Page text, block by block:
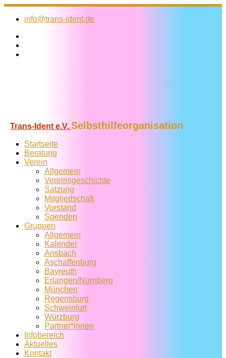
Zum
Inhalt
info@trans-ident.de
Trans-Ident e.V. Selbsthilfeorganisation
Startseite
Beratung
Verein
Allgemein
Vereins­geschichte
Satzung
Mitglied­schaft
Vorstand
Spenden
Gruppen
Allgemein
Kalender
Ansbach
Aschaffenburg
Bayreuth
Erlangen/Nürnberg
München
Regensburg
Schweinfurt
Würzburg
Partner*innen
Infobereich
Aktuelles
Kontakt